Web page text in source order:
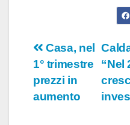
articoli
“Nel
Casa, nel
1° trimestre
prezzi in
aumento